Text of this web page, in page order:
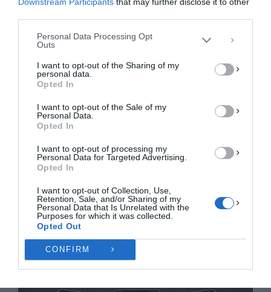
Personal Data Processing Opt
Outs
I want to opt-out of the Sharing of my
personal data.
Opted In
I want to opt-out of the Sale of my
Personal Data.
Opted In
I want to opt-out of processing my
Personal Data for Targeted Advertising.
Opted In
I want to opt-out of Collection, Use,
Retention, Sale, and/or Sharing of my
Personal Data that Is Unrelated with the
Purposes for which it was collected.
Opted Out
CONFIRM
περιήγησης ή μοναδικά αναγνωριστικά σε αυτόν τον ιστότοπο. Η μη
συγκατάθεση ή η ανάκληση της συγκατάθεσης, μπορεί να επηρεάσει
αρνητικά ορισμένες λειτουργίες και δυνατότητες.
ΠΡΟΒΟΛΉ ΠΡΟΤΙΜΉΣΕΩΝ
Πολιτική Cookies